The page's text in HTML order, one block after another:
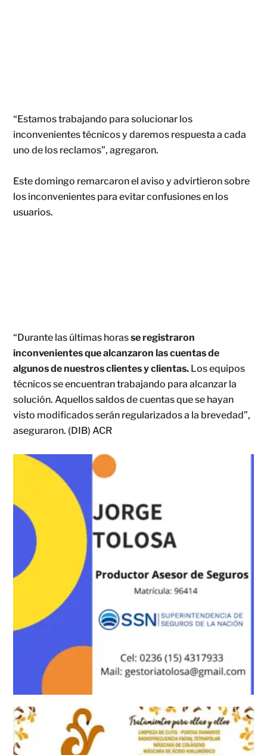
“Estamos trabajando para solucionar los
inconvenientes técnicos y daremos respuesta a cada
uno de los reclamos”, agregaron.
Este domingo remarcaron el aviso y advirtieron sobre
los inconvenientes para evitar confusiones en los
usuarios.
“Durante las últimas horasse registraron
inconvenientes que alcanzaron las cuentas de
algunos de nuestros clientes y clientas. Los equipos
técnicos se encuentran trabajando para alcanzar la
solución. Aquellos saldos de cuentas que se hayan
visto modificados serán regularizados a la brevedad”,
aseguraron. (DIB) ACR